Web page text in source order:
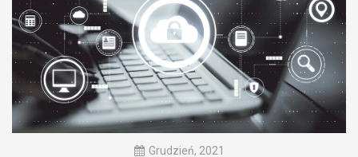
Grudzień, 2021